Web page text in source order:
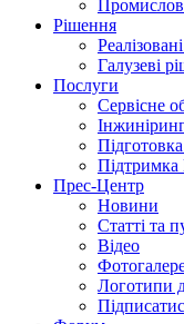
Рішення
Галузеві
Послуги
Сервісне
Підготовка
Прес-Центр
Новини
Статті та
Відео
Логотипи